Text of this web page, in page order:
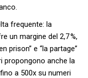
frequente: la
un margine del 2,7 %,
prison” e “la partage”
propongono anche la
a 500x su numeri